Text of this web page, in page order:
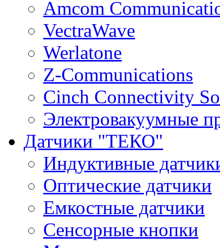
Amcom
VectraWave
Werlatone
Z-Communications
Cinch Connectivity
Электровакуумные
Датчики "ТЕКО"
Индуктивные
Оптические датчики
Емкостные датчики
Сенсорные кнопки